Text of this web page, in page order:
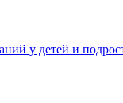
у детей и